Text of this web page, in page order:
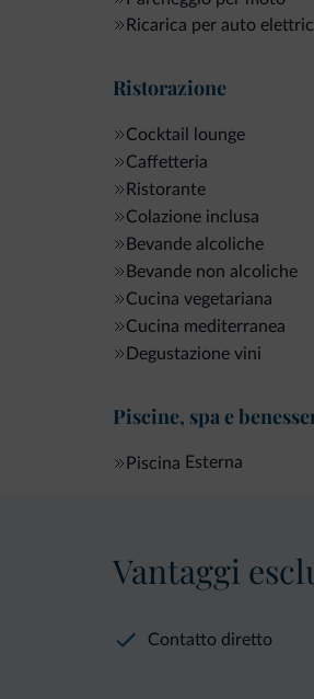
Ricarica per auto
Ristorazione
Cocktail lounge
Caffetteria
Ristorante
Colazione inclusa
Bevande alcoliche
Bevande non alcoliche
Cucina vegetariana
Cucina mediterranea
Degustazione vini
Piscine, spa e
Piscina Esterna
Vantaggi
Contatto diretto